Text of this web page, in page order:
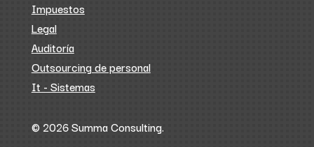
Impuestos
Legal
Auditoría
Outsourcing de personal
It - Sistemas
© 2026 Summa Consulting.